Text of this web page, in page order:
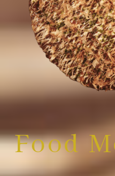
Food